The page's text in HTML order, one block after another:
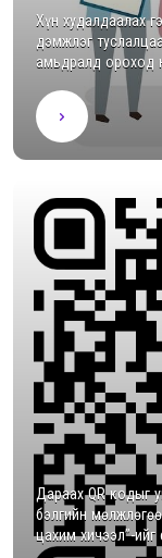
Хүн худалдаалах
дэмжлэг
амьдралд ороход
Дараах QR кодыг
бэлгийн
цахим хичээл”-ийг